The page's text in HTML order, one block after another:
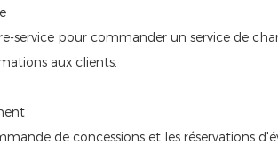
service pour commander un service de
aux clients.
de concessions et les réservations